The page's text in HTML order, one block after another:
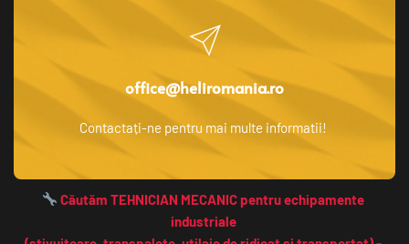
office@heliromania.ro
Contactați-ne pentru mai multe informatii!
Căutăm TEHNICIAN MECANIC pentru echipamente
industriale